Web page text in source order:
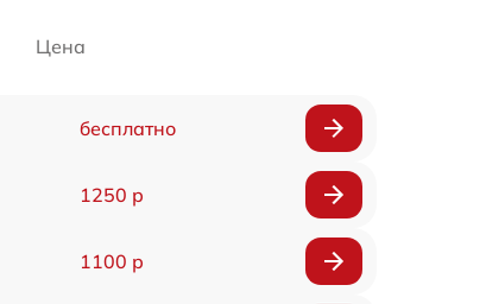
Цена
бесплатно
1250 р
1100 р